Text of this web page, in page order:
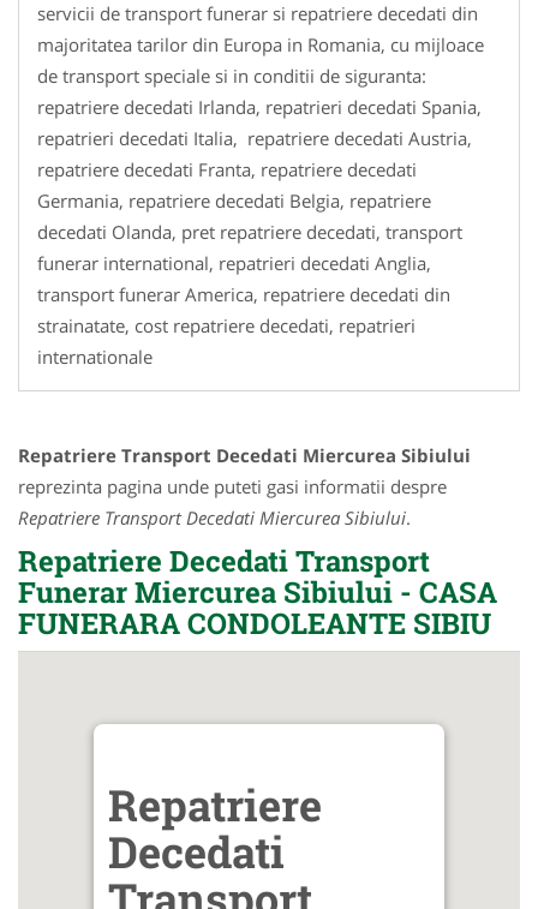
servicii de transport funerar si repatriere decedati din
majoritatea tarilor din Europa in Romania, cu mijloace
de transport speciale si in conditii de siguranta:
repatriere decedati Irlanda, repatrieri decedati Spania,
repatrieri decedati Italia, repatriere decedati Austria,
repatriere decedati Franta, repatriere decedati
Germania, repatriere decedati Belgia, repatriere
decedati Olanda, pret repatriere decedati, transport
funerar international, repatrieri decedati Anglia,
transport funerar America, repatriere decedati din
strainatate, cost repatriere decedati, repatrieri
internationale
Repatriere Transport Decedati Miercurea Sibiului
reprezinta pagina unde puteti gasi informatii despre
Repatriere Transport Decedati Miercurea Sibiului.
Repatriere Decedati Transport
Funerar Miercurea Sibiului - CASA
FUNERARA CONDOLEANTE SIBIU
Repatriere
Decedati